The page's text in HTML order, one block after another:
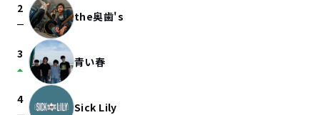
2
check_indeterminate_small the奥歯's
3
arrow_drop_up 青い春
4
Sick Lily